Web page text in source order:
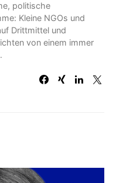
politische
Kleine NGOs und
Drittmittel und
von einem immer